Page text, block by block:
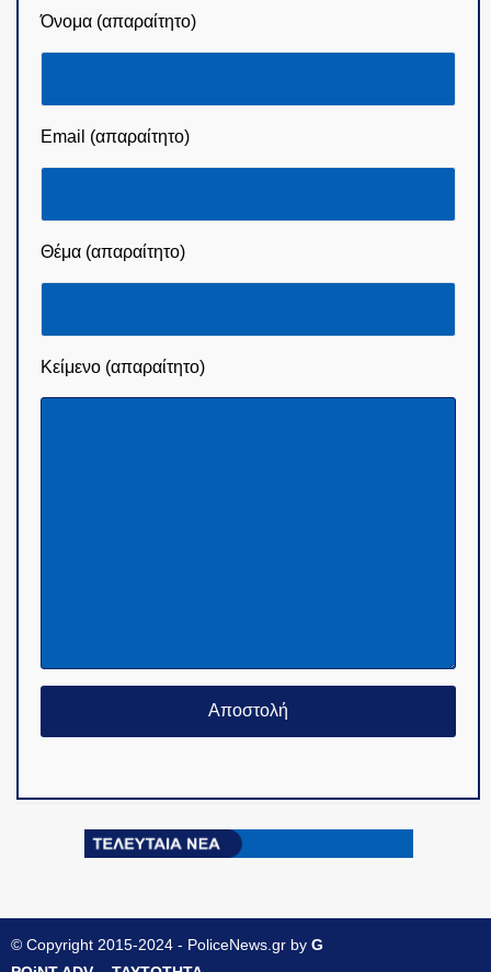
Όνομα (απαραίτητο)
Email (απαραίτητο)
Θέμα (απαραίτητο)
Κείμενο (απαραίτητο)
© Copyright 2015-2024 - PoliceNews.gr by G